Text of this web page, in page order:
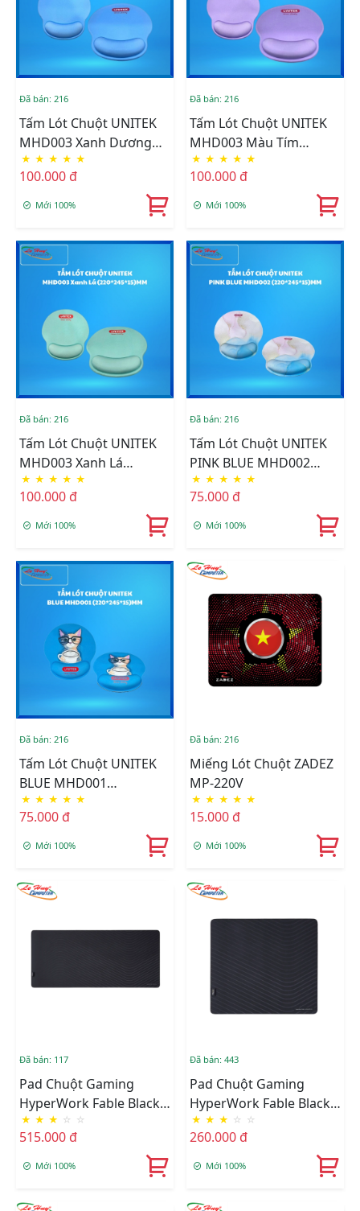
Đã bán: 216
Tấm Lót Chuột UNITEK
MHD003 Xanh Dương
(220*245*15)MM
★ ★ ★ ★ ★
100.000 đ
Mới 100%
Đã bán: 216
Tấm Lót Chuột UNITEK
MHD003 Màu Tím
(220*245*15)MM
★ ★ ★ ★ ★
100.000 đ
Mới 100%
Đã bán: 216
Tấm Lót Chuột UNITEK
MHD003 Xanh Lá
(220*245*15)MM
★ ★ ★ ★ ★
100.000 đ
Mới 100%
Đã bán: 216
Tấm Lót Chuột UNITEK
PINK BLUE MHD002
(220*245*15)MM
★ ★ ★ ★ ★
75.000 đ
Mới 100%
Đã bán: 216
Tấm Lót Chuột UNITEK
BLUE MHD001
(220*245*15)MM
★ ★ ★ ★ ★
75.000 đ
Mới 100%
Đã bán: 216
Miếng Lót Chuột ZADEZ
MP-220V
★ ★ ★ ★ ★
15.000 đ
Mới 100%
Đã bán: 117
Pad Chuột Gaming
HyperWork Fable Black
90x40cm
★ ★ ★ ☆ ☆
515.000 đ
Mới 100%
Đã bán: 443
Pad Chuột Gaming
HyperWork Fable Black
45x40cm
★ ★ ★ ☆ ☆
260.000 đ
Mới 100%